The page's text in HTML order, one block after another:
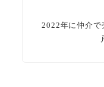
2022年に仲介で